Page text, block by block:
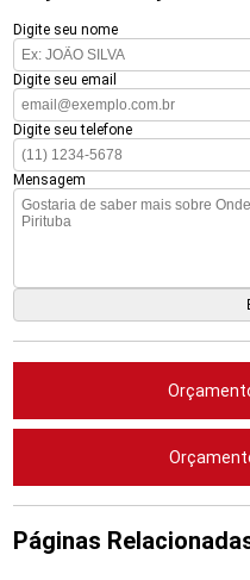
Digite seu nome
Digite seu email
Digite seu telefone
Mensagem
Páginas